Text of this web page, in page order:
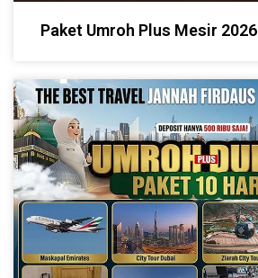
Paket Umroh Plus Mesir 2026